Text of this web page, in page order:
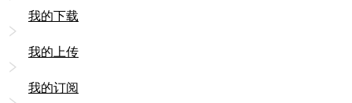
我的下载
我的上传
我的订阅